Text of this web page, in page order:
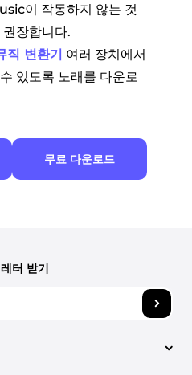
이 작동하지 않는 것
장합니다.
변환기 여러 장치에서
있도록 노래를 다운로
무료 다운로드
터 받기